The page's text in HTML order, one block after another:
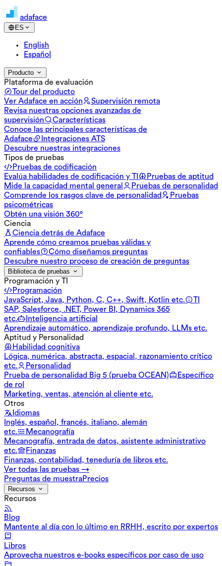
adaface
ES
English
Español
Producto
Plataforma de evaluación
Tour del producto
Ver Adaface en acción
Supervisión remota
Revisa nuestras opciones avanzadas de
supervisión
Características
Conoce las principales características de
Adaface
Integraciones ATS
Descubre nuestras integraciones
Tipos de pruebas
Pruebas de codificación
Evalúa habilidades de codificación y TI
Pruebas de aptitud
Mide la capacidad mental general
Pruebas de personalidad
Comprende los rasgos clave de personalidad
Pruebas
psicométricas
Obtén una visión 360°
Ciencia
Ciencia detrás de Adaface
Aprende cómo creamos pruebas válidas y
confiables
Cómo diseñamos preguntas
Descubre nuestro proceso de creación de preguntas
Biblioteca de pruebas
Programación y TI
Programación
JavaScript, Java, Python, C, C++, Swift, Kotlin etc.
TI
SAP, Salesforce, .NET, Power BI, Dynamics 365
etc.
Inteligencia artificial
Aprendizaje automático, aprendizaje profundo, LLMs etc.
Aptitud y Personalidad
Habilidad cognitiva
Lógica, numérica, abstracta, espacial, razonamiento crítico
etc.
Personalidad
Prueba de personalidad Big 5 (prueba OCEAN)
Específico
de rol
Marketing, ventas, atención al cliente etc.
Otros
Idiomas
Inglés, español, francés, italiano, alemán
etc.
Mecanografía
Mecanografía, entrada de datos, asistente administrativo
etc.
Finanzas
Finanzas, contabilidad, teneduría de libros etc.
Ver todas las pruebas →
Preguntas de muestraPrecios
Recursos
Recursos
Blog
Mantente al día con lo último en RRHH, escrito por expertos
Libros
Aprovecha nuestros e-books específicos por caso de uso